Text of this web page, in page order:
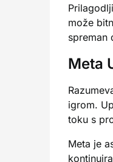
može
spreman
Meta
igrom.
toku s
Meta je